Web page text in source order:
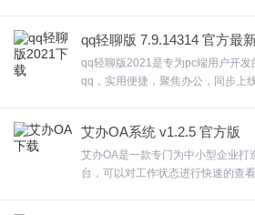
3、等待软件安装完整即可。
科天章鱼云更新日志
性能优化
修改部分bug
型价格(约30至47美元/座席/月)，云
户覆盖欧洲美包括中国在内的30多
迎来合众软件园下载体验。
qq轻聊版 7.9.14314 官方最
qq轻聊版2021是专为pc端用户开发
qq，实用便捷，聚焦办公，同步上
同时还支持在线聊天、网络硬盘、自
点断点续传文件、视频电话、共享
多种功能，qq轻聊版2021接下来，
艾办OA系统 v1.2.5 官方版
艾办OA是一款专门为中小型企业打
台，可以对工作状态进行快速的查